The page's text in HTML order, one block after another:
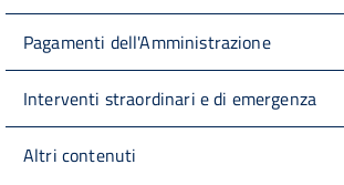
Pagamenti dell'Amministrazione
Interventi straordinari e di emergenza
Altri contenuti